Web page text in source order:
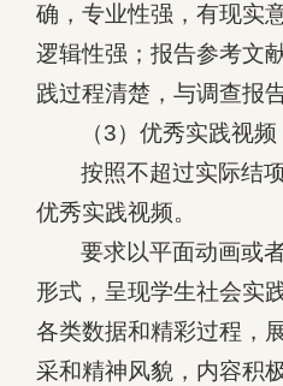
确，专业性强，有现实
逻辑性强；报告参考文
践过程清楚，与调查报
（3）优秀实践视频
按照不超过实际结
优秀实践视频。
要求以平面动画或
形式，呈现学生社会实
各类数据和精彩过程，
采和精神风貌，内容积